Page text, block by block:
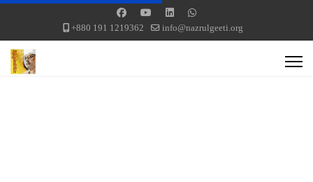
+880 191 1219362 info@nazrulgeeti.org